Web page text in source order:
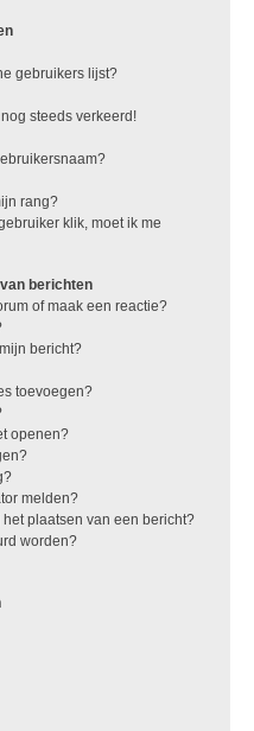
gebruikers lijst?
steeds verkeerd!
rang?
klik, moet ik me
berichten
of maak een reactie?
bericht?
toevoegen?
openen?
melden?
plaatsen van een bericht?
worden?